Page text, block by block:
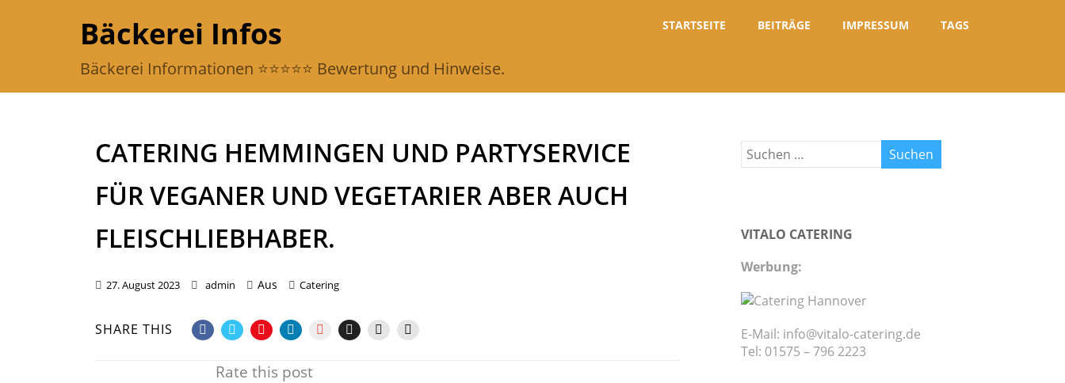
Bäckerei Infos
Bäckerei Informationen ⭐️⭐️⭐️⭐️⭐️ Bewertung und Hinweise.
STARTSEITE BEITRÄGE IMPRESSUM TAGS
CATERING HEMMINGEN UND PARTYSERVICE
FÜR VEGANER UND VEGETARIER ABER AUCH
FLEISCHLIEBHABER.
27. August 2023 admin Aus Catering
SHARE THIS
Rate this post
VITALO CATERING
Werbung:
E-Mail: info@vitalo-catering.de
Tel: 01575 – 796 2223